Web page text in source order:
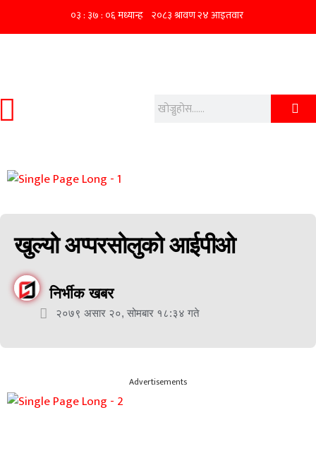
खुल्यो अप्परसोलुको आईपीओ
निर्भीक खबर
२०७९ असार २०, सोमबार १८:३४ गते
Advertisements